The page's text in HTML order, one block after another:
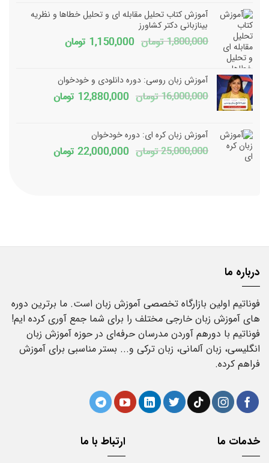
12,000,000 تومان
بود.
است.
آموزش کتاب تحلیل مقابله ای و تحلیل خطاها و نظریه
بینازبانی دکتر کشاورز
1,800,000 تومان قیمت
1,800,000 تومان
بود.
1,150,000 تومانقیمت
است.آموزش زبان روسی: دوره دانلودی و خودخوان
16,000,000 تومان قیمت
بود.
12,880,000 تومانقیمت
آموزش زبان کره ای: دوره خودخوان
25,000,000 تومان قیمت
22,000,000 تومانقیمت
درباره ما
فوناتیم اولین بازارگاه تخصصی آموزش زبان است. ما برترین دوره
های آموزش زبان خارجی مختلف را برای شما جمع آوری کرده ایم!
فوناتیم با دورهم آوردن مدرسان حرفه‌ای در حوزه آموزش زبان
انگلیسی، زبان آلمانی، زبان ترکی و... بستر مناسبی برای آموزش
فراهم کرده.
خدمات ما ارتباط با ما